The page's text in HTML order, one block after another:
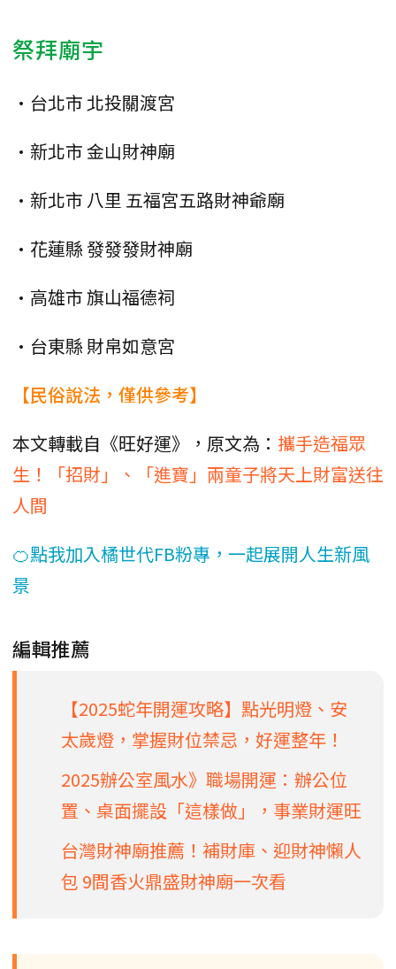
祭拜廟宇
•台北市 北投關渡宮
•新北市 金山財神廟
•新北市 八里 五福宮五路財神爺廟
•花蓮縣 發發發財神廟
•高雄市 旗山福德祠
•台東縣 財帛如意宮
【民俗說法，僅供參考】
本文轉載自《旺好運》，原文為： 攜手造福眾
生！「招財」、「進寶」兩童子將天上財富送往
人間
🍊點我加入橘世代FB粉專，一起展開人生新風
景
編輯推薦
【2025蛇年開運攻略】點光明燈、安
太歲燈，掌握財位禁忌，好運整年！
2025辦公室風水》職場開運：辦公位
置、桌面擺設「這樣做」，事業財運旺
台灣財神廟推薦！補財庫、迎財神懶人
包 9間香火鼎盛財神廟一次看